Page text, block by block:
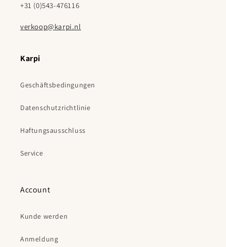
+31 (0)543-476116
verkoop@karpi.nl
Karpi
Geschäftsbedingungen
Datenschutzrichtlinie
Haftungsausschluss
Service
Account
Kunde werden
Anmeldung